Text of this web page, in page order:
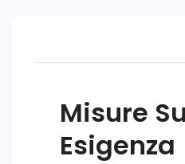
Misure
Esigenza